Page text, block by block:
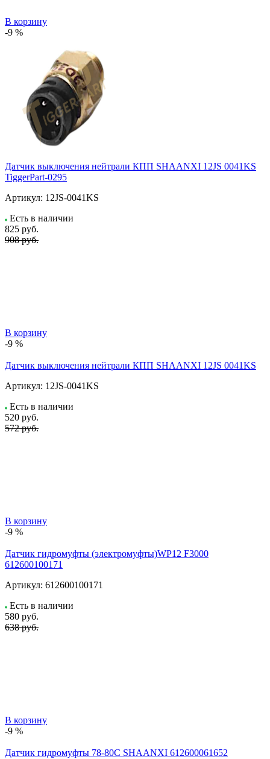
В корзину
-9 %
Датчик выключения нейтрали КПП SHAANXI 12JS 0041KS
TiggerPart-0295
Артикул: 12JS-0041KS
Есть в наличии
825 руб.
908 руб.
В корзину
-9 %
Датчик выключения нейтрали КПП SHAANXI 12JS 0041KS
Артикул: 12JS-0041KS
Есть в наличии
520 руб.
572 руб.
В корзину
-9 %
Датчик гидромуфты (электромуфты)WP12 F3000
612600100171
Артикул: 612600100171
Есть в наличии
580 руб.
638 руб.
В корзину
-9 %
Датчик гидромуфты 78-80C SHAANXI 612600061652